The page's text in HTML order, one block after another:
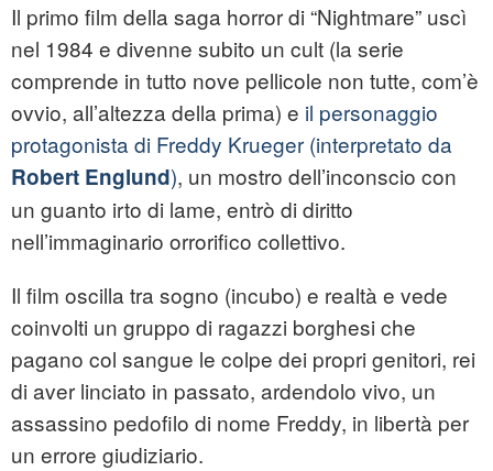
Il primo film della saga horror di “Nightmare” uscì
nel 1984 e divenne subito un cult (la serie
comprende in tutto nove pellicole non tutte, com’è
ovvio, all’altezza della prima) e il personaggio
protagonista di Freddy Krueger (interpretato da
Robert Englund), un mostro dell’inconscio con
un guanto irto di lame, entrò di diritto
nell’immaginario orrorifico collettivo.
Il film oscilla tra sogno (incubo) e realtà e vede
coinvolti un gruppo di ragazzi borghesi che
pagano col sangue le colpe dei propri genitori, rei
di aver linciato in passato, ardendolo vivo, un
assassino pedofilo di nome Freddy, in libertà per
un errore giudiziario.